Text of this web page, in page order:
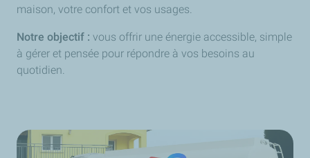
maison, votre confort et vos usages.
Notre objectif : vous offrir une énergie accessible, simple
à gérer et pensée pour répondre à vos besoins au
quotidien.